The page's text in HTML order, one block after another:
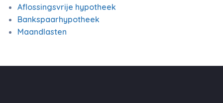
Aflossingsvrije hypotheek
Bankspaarhypotheek
Maandlasten